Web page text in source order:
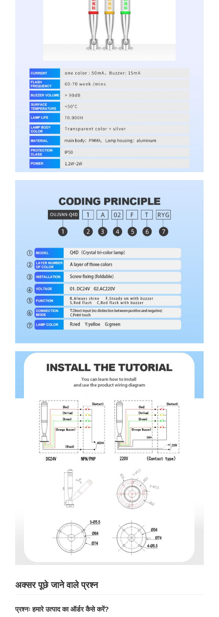
अक्सर पूछे जाने वाले प्रश्न
प्रश्नः हमारे उत्पाद का ऑर्डर कैसे करें?